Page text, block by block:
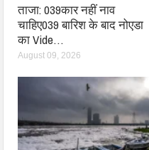
ताजा: 039कार नहीं नाव
चाहिए039 बारिश के बाद नोएडा
का Vide…
August 09, 2026